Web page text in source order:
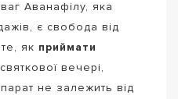
Аванафілу, яка
є свобода від
як приймати
вечері,
не залежить від